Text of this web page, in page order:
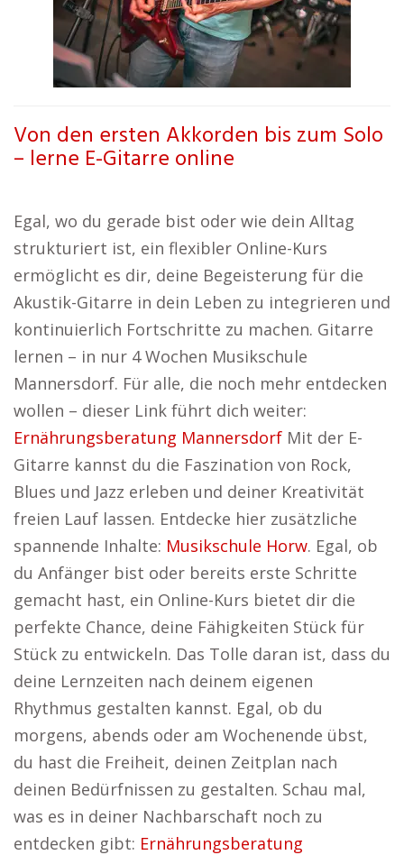
Von den ersten Akkorden bis zum Solo
– lerne E-Gitarre online
Egal, wo du gerade bist oder wie dein Alltag
strukturiert ist, ein flexibler Online-Kurs
ermöglicht es dir, deine Begeisterung für die
Akustik-Gitarre in dein Leben zu integrieren und
kontinuierlich Fortschritte zu machen. Gitarre
lernen – in nur 4 Wochen Musikschule
Mannersdorf. Für alle, die noch mehr entdecken
wollen – dieser Link führt dich weiter:
Ernährungsberatung Mannersdorf Mit der E-
Gitarre kannst du die Faszination von Rock,
Blues und Jazz erleben und deiner Kreativität
freien Lauf lassen. Entdecke hier zusätzliche
spannende Inhalte: Musikschule Horw. Egal, ob
du Anfänger bist oder bereits erste Schritte
gemacht hast, ein Online-Kurs bietet dir die
perfekte Chance, deine Fähigkeiten Stück für
Stück zu entwickeln. Das Tolle daran ist, dass du
deine Lernzeiten nach deinem eigenen
Rhythmus gestalten kannst. Egal, ob du
morgens, abends oder am Wochenende übst,
du hast die Freiheit, deinen Zeitplan nach
deinen Bedürfnissen zu gestalten. Schau mal,
was es in deiner Nachbarschaft noch zu
entdecken gibt: Ernährungsberatung